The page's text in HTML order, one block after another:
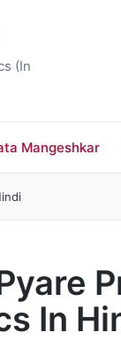
(In
Mangeshkar
Pyare
In